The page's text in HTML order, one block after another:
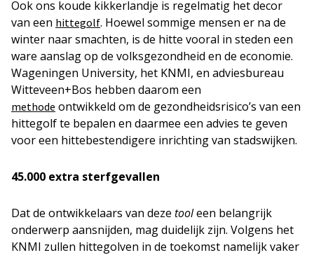
Ook ons koude kikkerlandje is regelmatig het decor
van een hittegolf. Hoewel sommige mensen er na de
winter naar smachten, is de hitte vooral in steden een
ware aanslag op de volksgezondheid en de economie.
Wageningen University, het KNMI, en adviesbureau
Witteveen+Bos hebben daarom een
methode ontwikkeld om de gezondheidsrisico’s van een
hittegolf te bepalen en daarmee een advies te geven
voor een hittebestendigere inrichting van stadswijken.
45.000 extra sterfgevallen
Dat de ontwikkelaars van deze tooleen belangrijk
onderwerp aansnijden, mag duidelijk zijn. Volgens het
KNMI zullen hittegolven in de toekomst namelijk vaker